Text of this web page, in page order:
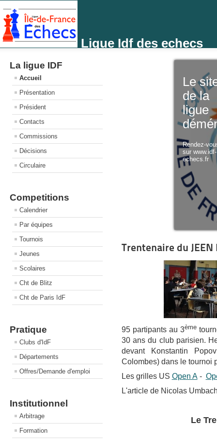
Ligue Idf des echecs
La ligue IDF
Accueil
Présentation
Président
Contacts
Commissions
Décisions
Circulaire
Competitions
Calendrier
Par équipes
Tournois
Jeunes
Scolaires
Cht de Blitz
Cht de Paris IdF
Pratique
Clubs d'IdF
Départements
Offres/Demande d'emploi
Institutionnel
Arbitrage
Formation
Le
de la
ligue
Rendez-
sur
echecs.fr
Trentenaire du JEEN
95 partipants au 3ème
30 ans du club parisien.
devant Konstantin
Colombes) dans le tournoi
Les grilles US Open A-
L'article de Nicolas
Le